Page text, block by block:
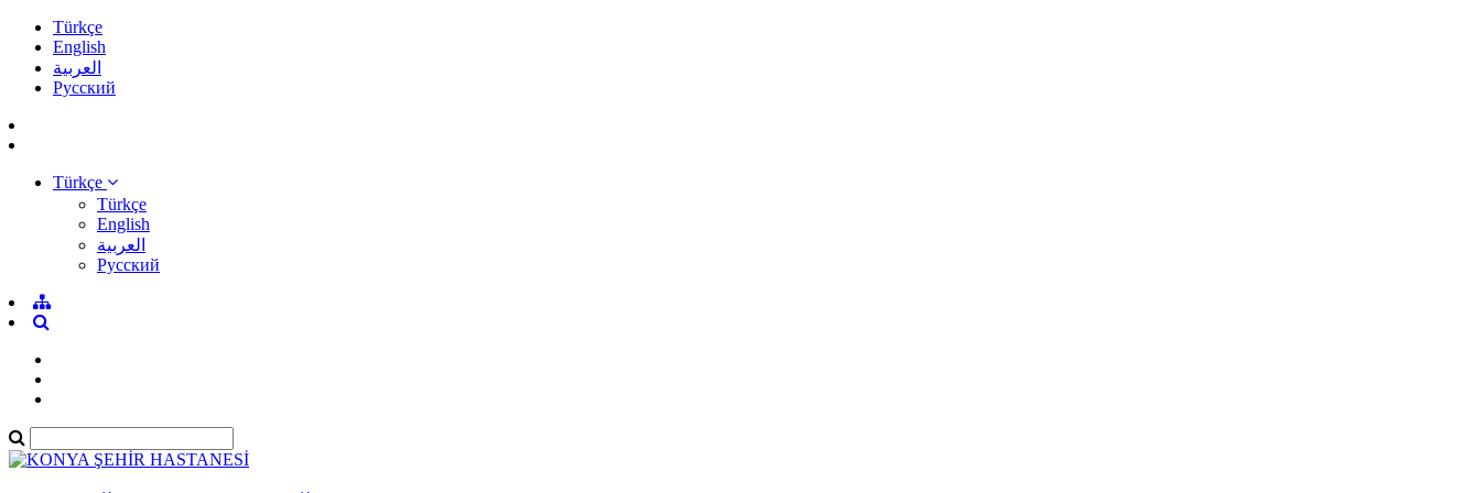
Türkçe
English
العربية
Pусский
Türkçe
Türkçe
English
العربية
Pусский